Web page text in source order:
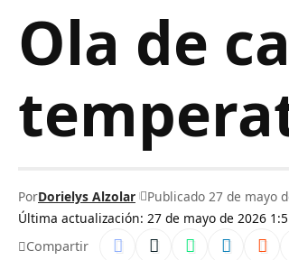
Ola de
Última actualización: 27 de mayo de 2026
PorDorielys Alzolar Publicado 27 de mayo
Compartir